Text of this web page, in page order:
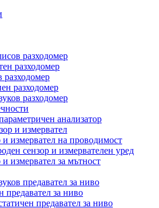
разходомер
разходомер
разходомер
разходомер
разходомер
анализатор
и измервател
и измервател на проводимост
сензор и измервателен уред
измервател за мътност
предавател за ниво
предавател за ниво
предавател за ниво